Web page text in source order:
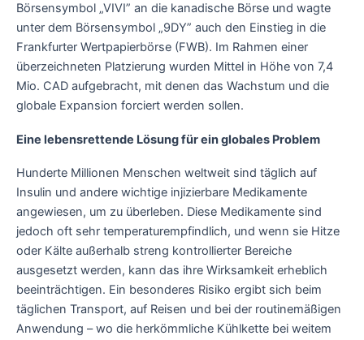
Börsensymbol „VIVI” an die kanadische Börse und wagte
unter dem Börsensymbol „9DY” auch den Einstieg in die
Frankfurter Wertpapierbörse (FWB). Im Rahmen einer
überzeichneten Platzierung wurden Mittel in Höhe von 7,4
Mio. CAD aufgebracht, mit denen das Wachstum und die
globale Expansion forciert werden sollen.
Eine lebensrettende Lösung für ein globales Problem
Hunderte Millionen Menschen weltweit sind täglich auf
Insulin und andere wichtige injizierbare Medikamente
angewiesen, um zu überleben. Diese Medikamente sind
jedoch oft sehr temperaturempfindlich, und wenn sie Hitze
oder Kälte außerhalb streng kontrollierter Bereiche
ausgesetzt werden, kann das ihre Wirksamkeit erheblich
beeinträchtigen. Ein besonderes Risiko ergibt sich beim
täglichen Transport, auf Reisen und bei der routinemäßigen
Anwendung – wo die herkömmliche Kühlkette bei weitem